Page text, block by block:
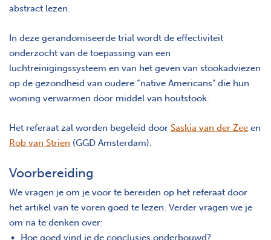
abstract lezen.
In deze gerandomiseerde trial wordt de effectiviteit
onderzocht van de toepassing van een
luchtreinigingssysteem en van het geven van stookadviezen
op de gezondheid van oudere “native Americans” die hun
woning verwarmen door middel van houtstook.
Het referaat zal worden begeleid door Saskia van der Zee en
Rob van Strien (GGD Amsterdam).
Voorbereiding
We vragen je om je voor te bereiden op het referaat door
het artikel van te voren goed te lezen. Verder vragen we je
om na te denken over:
Hoe goed vind je de conclusies onderbouwd?